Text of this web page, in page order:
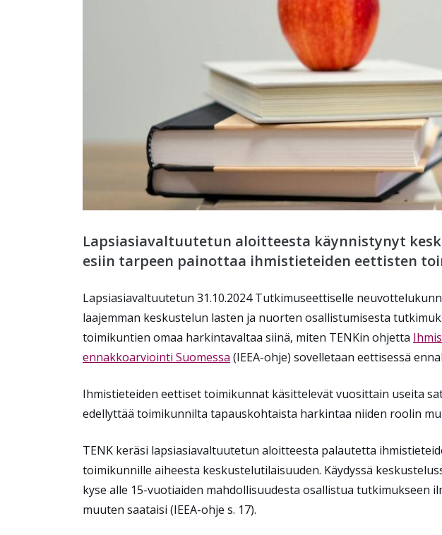
Lapsiasiavaltuutetun aloitteesta käynnistynyt
esiin tarpeen painottaa ihmistieteiden eettisten
Lapsiasiavaltuutetun 31.10.2024 Tutkimuseettiselle
laajemman keskustelun lasten ja nuorten osallistumisesta
toimikuntien omaa harkintavaltaa siinä, miten TENKin ohjetta
ennakkoarviointi Suomessa (IEEA-ohje) sovelletaan eettisessä
Ihmistieteiden eettiset toimikunnat käsittelevät vuosittain useita
edellyttää toimikunnilta tapauskohtaista harkintaa niiden roolin
TENK keräsi lapsiasiavaltuutetun aloitteesta palautetta
toimikunnille aiheesta keskustelutilaisuuden. Käydyssä
kyse alle 15-vuotiaiden mahdollisuudesta osallistua tutkimukseen
muuten saataisi (IEEA-ohje s. 17).